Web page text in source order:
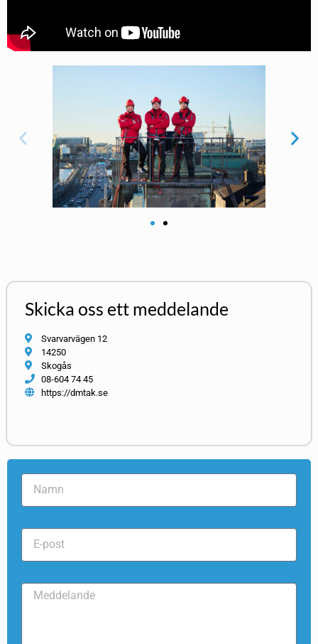
Skicka oss ett meddelande
Svarvarvägen 12
14250
Skogås
08-604 74 45
https://dmtak.se